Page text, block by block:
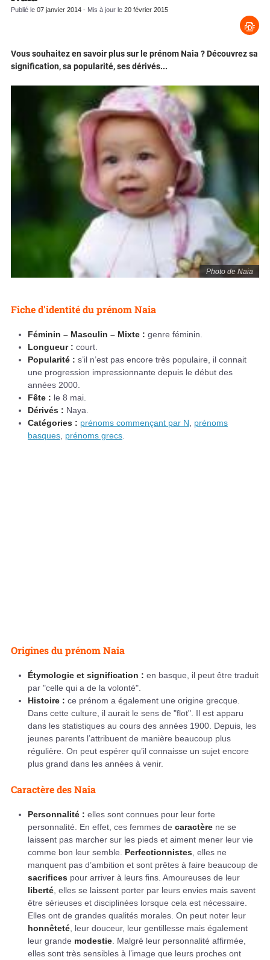
Publié le 07 janvier 2014 - Mis à jour le 20 février 2015
Photo de Naia
Vous souhaitez en savoir plus sur le prénom Naia ? Découvrez sa
signification, sa popularité, ses dérivés...
Fiche d'identité du prénom Naia
Féminin – Masculin – Mixte : genre féminin.
Longueur : court.
Popularité : s’il n’est pas encore très populaire, il connait
une progression impressionnante depuis le début des
années 2000.
Fête : le 8 mai.
Dérivés : Naya.
Catégories : prénoms commençant par N
prénoms
basques prénoms grecs
Origines du prénom Naia
Étymologie et signification : en basque, il peut être traduit
par "celle qui a de la volonté".
Histoire : ce prénom a également une origine grecque.
Dans cette culture, il aurait le sens de "flot". Il est apparu
dans les statistiques au cours des années 1900. Depuis, les
jeunes parents l’attribuent de manière beaucoup plus
régulière. On peut espérer qu’il connaisse un sujet encore
plus grand dans les années à venir.
Caractère des Naia
Personnalité : elles sont connues pour leur forte
personnalité. En effet, ces femmes de caractère ne se
laissent pas marcher sur les pieds et aiment mener leur vie
comme bon leur semble. Perfectionnistes , elles ne
manquent pas d’ambition et sont prêtes à faire beaucoup de
sacrifices pour arriver à leurs fins. Amoureuses de leur
liberté , elles se laissent porter par leurs envies mais savent
être sérieuses et disciplinées lorsque cela est nécessaire.
Elles ont de grandes qualités morales. On peut noter leur
honnêteté , leur douceur, leur gentillesse mais également
leur grande modestie . Malgré leur personnalité affirmée,
elles sont très sensibles à l’image que leurs proches ont